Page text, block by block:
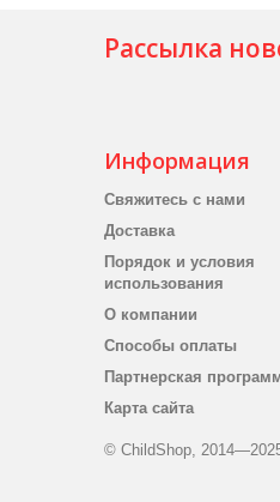
Рассылка
Информация
Свяжитесь с нами
Доставка
Порядок и условия
использования
О компании
Способы оплаты
Партнерская
Карта сайта
© ChildShop,